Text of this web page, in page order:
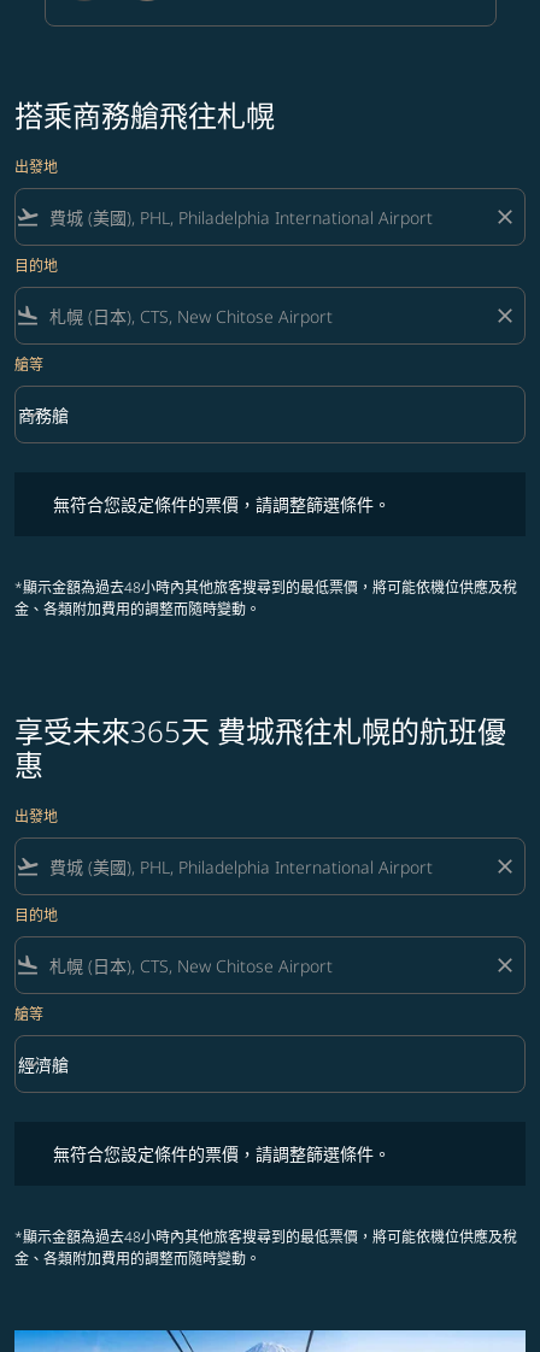
搭乘商務艙飛往札幌
出發地
flight_takeoff close
目的地
flight_land close
艙等
艙等 option 商務艙 Selected
商務艙
keyboard_arrow_down
無符合您設定條件的票價，請調整篩選條件。
*顯示金額為過去48小時內其他旅客搜尋到的最低票價，將可能依機位供應及稅
金、各類附加費用的調整而隨時變動。
享受未來365天 費城飛往札幌的航班優
惠
出發地
flight_takeoff close
目的地
flight_land close
艙等
艙等 option 經濟艙 Selected
經濟艙
keyboard_arrow_down
無符合您設定條件的票價，請調整篩選條件。
*顯示金額為過去48小時內其他旅客搜尋到的最低票價，將可能依機位供應及稅
金、各類附加費用的調整而隨時變動。